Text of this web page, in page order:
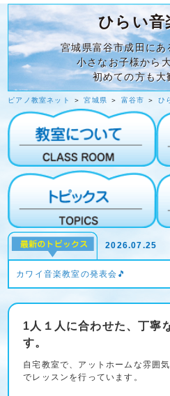
ひらい音
宮城県富谷市成田に
小さなお子様から
初めての方も大
ピアノ教室ネット ＞宮城県 ＞ 富谷市 ＞ ひ
2026.07.25
カワイ音楽教室の発表会🎵
1人１人に合わせた、丁寧
す。
自宅教室で、アットホームな雰囲気
でレッスンを行っています。